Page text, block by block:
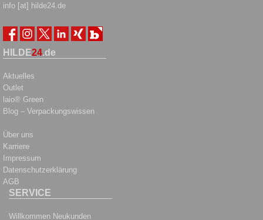
info [at] hilde24.de
HILDE24.de
Aktuelles
Outlet
laio® Green
Blog – Verpackungswissen
Über uns
Karriere
Impressum
Datenschutzerklärung
AGB
SERVICE
Willkommen Neukunden